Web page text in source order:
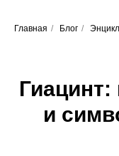
Главная / Блог /
и